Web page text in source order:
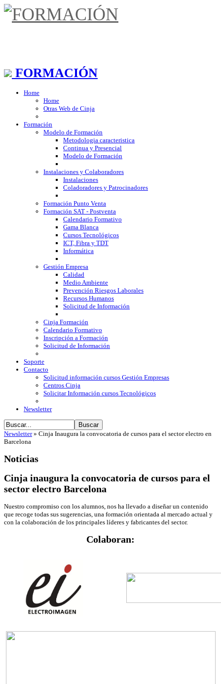
FORMACIÓN
Home
Home
Otras Web de Cinja
Formación
Modelo de Formación
Metodologia caracteristica
Continua y Presencial
Modelo de Formación
Instalaciones y Colaboradores
Instalaciones
Coladoradores y Patrocinadores
Formación Punto Venta
Formación SAT - Postventa
Calendario Formativo
Gama Blanca
Cursos Tecnológicos
ICT, Fibra y TDT
Informática
Gestión Empresa
Calidad
Medio Ambiente
Prevención Riesgos Laborales
Recursos Humanos
Solicitud de Información
Cinja Formación
Calendario Formativo
Inscripción a Formación
Solicitud de Información
Soporte
Contacto
Solicitud información cursos Gestión Empresas
Centros Cinja
Solicitar Información cursos Tecnológicos
Newsletter
Newsletter» Cinja Inaugura la convocatoria de cursos para el sector electro en
Barcelona
Noticias
Cinja inaugura la convocatoria de cursos para el
sector electro Barcelona
Nuestro compromiso con los alumnos, nos ha llevado a diseñar un contenido
que recoge todas sus sugerencias, una formación orientada al mercado actual y
con la colaboración de los principales líderes y fabricantes del sector.
Colaboran: